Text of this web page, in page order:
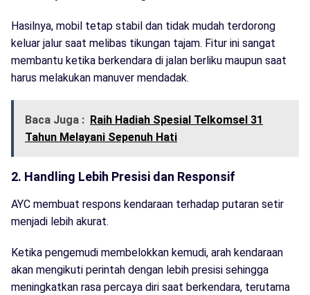
Hasilnya, mobil tetap stabil dan tidak mudah terdorong
keluar jalur saat melibas tikungan tajam. Fitur ini sangat
membantu ketika berkendara di jalan berliku maupun saat
harus melakukan manuver mendadak.
Baca Juga : Raih Hadiah Spesial Telkomsel 31
Tahun Melayani Sepenuh Hati
2. Handling Lebih Presisi dan Responsif
AYC membuat respons kendaraan terhadap putaran setir
menjadi lebih akurat.
Ketika pengemudi membelokkan kemudi, arah kendaraan
akan mengikuti perintah dengan lebih presisi sehingga
meningkatkan rasa percaya diri saat berkendara, terutama